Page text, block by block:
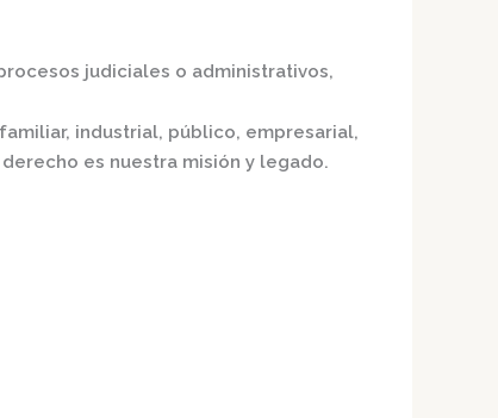
judiciales o administrativos,
industrial, público, empresarial,
es nuestra misión y legado.